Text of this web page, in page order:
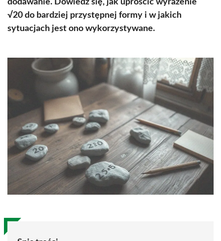
dodawanie. Dowiedz się, jak uprościć wyrażenie
√20 do bardziej przystępnej formy i w jakich
sytuacjach jest ono wykorzystywane.